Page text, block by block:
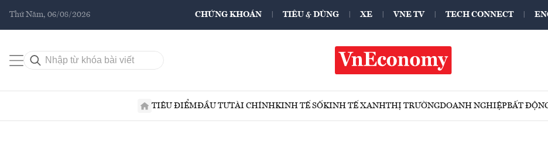
Thứ Năm, 06/08/2026 CHỨNG KHOÁN TIÊU & DÙNG XE VNE TV TECH CONNECT
TIÊU ĐIỂMĐẦU TƯTÀI CHÍNHKINH TẾ SỐKINH TẾ XANHTHỊ TRƯỜNGDOANH NGHIỆPBẤT